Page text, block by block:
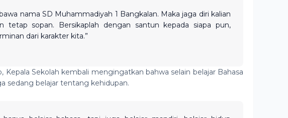
nama SD Muhammadiyah 1 Bangkalan. Maka jaga diri kalian
tetap sopan. Bersikaplah dengan santun kepada siapa pun,
dari karakter kita.”
Kepala Sekolah kembali mengingatkan bahwa selain belajar Bahasa
sedang belajar tentang kehidupan.